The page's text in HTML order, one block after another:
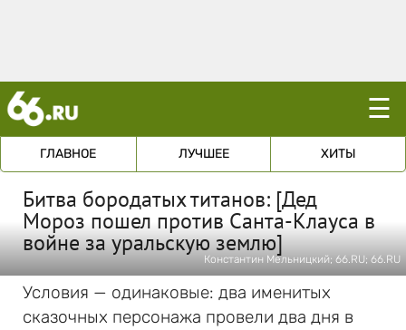
☰
ГЛАВНОЕ ЛУЧШЕЕ ХИТЫ
Битва бородатых титанов: [Дед
Мороз пошел против Санта-Клауса в
войне за уральскую землю]
Константин Мельницкий; 66.RU; 66.RU
Условия — одинаковые: два именитых
сказочных персонажа провели два дня в